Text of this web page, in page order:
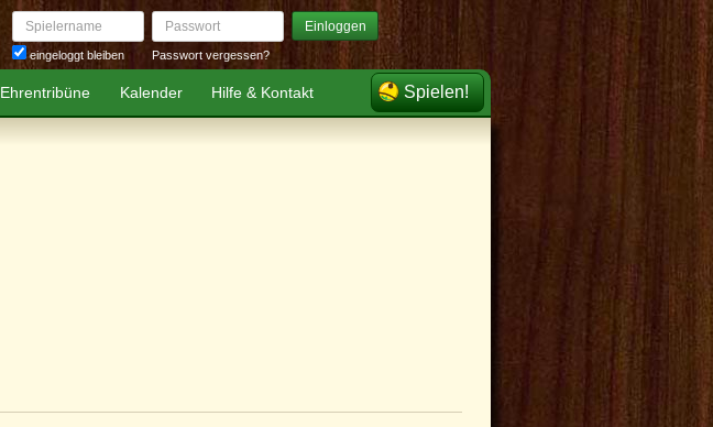
Spielername
eingeloggt bleiben
Passwort Einloggen
Passwort vergessen?
Ehrentribüne Kalender Hilfe & Kontakt Spielen!